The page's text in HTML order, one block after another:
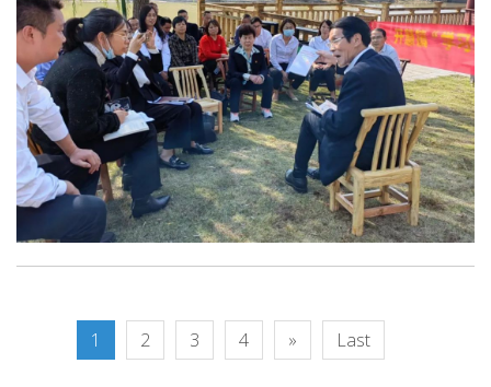
1 2 3 4 » Last